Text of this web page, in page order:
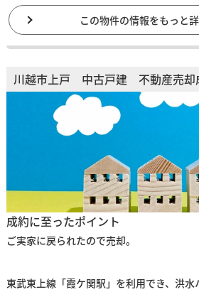
この物件の情報をもっと
川越市上戸 中古戸建 不動産売却
成約に至ったポイント
ご実家に戻られたので売却。
東武東上線「霞ケ関駅」を利用でき、洪